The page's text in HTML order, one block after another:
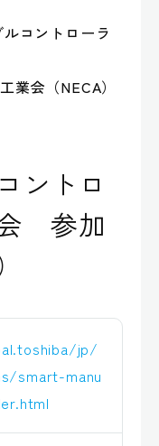
コントローラ
業会（NECA）
ントロ
参加
jp/
smart-manu